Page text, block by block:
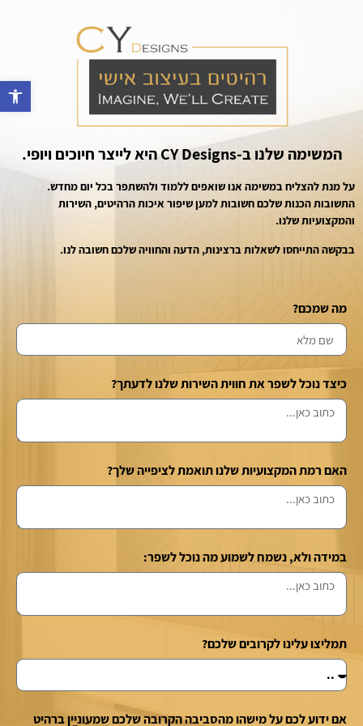
פתח
המשימה שלנו ב-CY Designs היא לייצר חיוכים ויופי.
על מנת להצליח במשימה אנו שואפים ללמוד ולהשתפר בכל יום מחדש.
התשובות הכנות שלכם חשובות למען שיפור איכות הרהיטים, השירות
והמקצועיות שלנו.
בבקשה התייחסו לשאלות ברצינות, הדעה והחוויה שלכם חשובה לנו.
מה שמכם?
כיצד נוכל לשפר את חווית השירות שלנו לדעתך?
האם רמת המקצועיות שלנו תואמת לציפייה שלך?
במידה ולא, נשמח לשמוע מה נוכל לשפר:
תמליצו עלינו לקרובים שלכם?
אם ידוע לכם על מישהו מהסביבה הקרובה שלכם שמעוניין ברהיט